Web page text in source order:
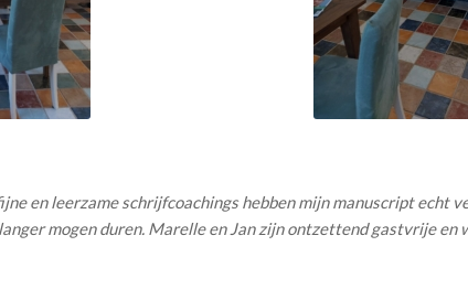
en leerzame schrijfcoachings hebben mijn manuscript echt
mogen duren. Marelle en Jan zijn ontzettend gastvrije